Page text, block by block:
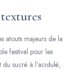
atouts majeurs de la
festival pour les
sucré à l’acidulé,